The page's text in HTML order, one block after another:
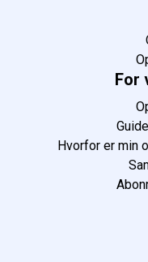
For
Hvorfor er min